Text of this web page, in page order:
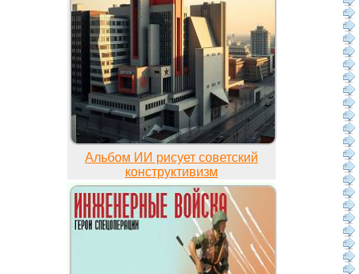
Альбом ИИ рисует советский
конструктивизм